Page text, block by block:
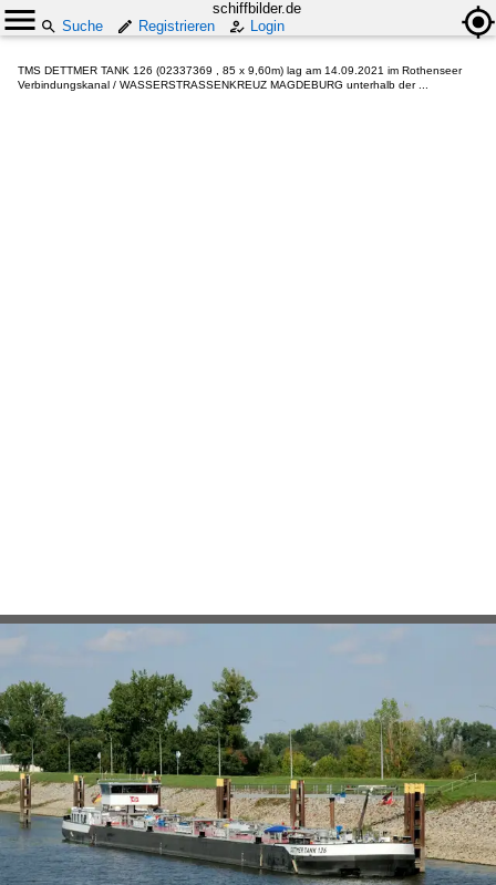
schiffbilder.de
Suche
Registrieren Login
TMS DETTMER TANK 126 (02337369 , 85 x 9,60m) lag am 14.09.2021 im Rothenseer
Verbindungskanal / WASSERSTRASSENKREUZ MAGDEBURG unterhalb der ...